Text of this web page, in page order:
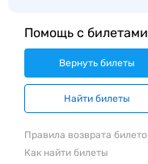
Помощь с билетами
Вернуть билеты
Найти билеты
Правила возврата
Как найти билеты